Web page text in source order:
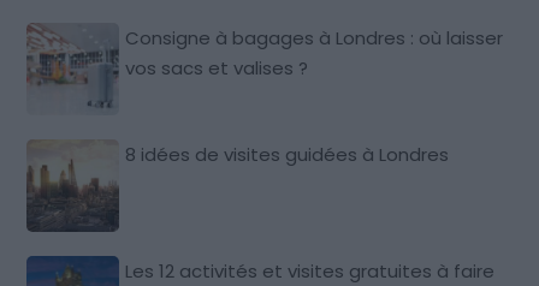
Consigne à bagages à Londres : où laisser
vos sacs et valises ?
8 idées de visites guidées à Londres
Les 12 activités et visites gratuites à faire